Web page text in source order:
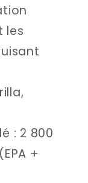
les
: 2 800
+